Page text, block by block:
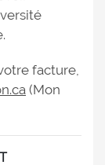
facture,
(Mon